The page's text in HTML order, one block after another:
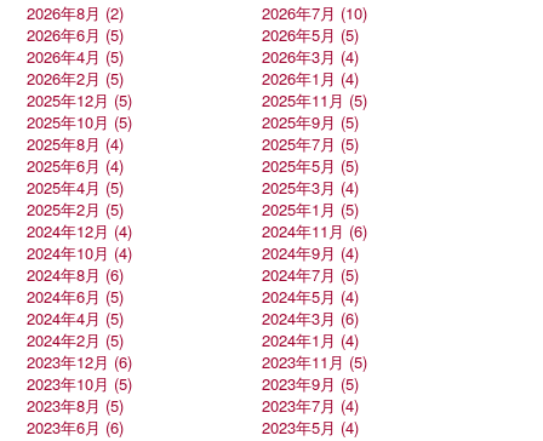
2026年8月 (2)
2026年7月 (10)
2026年6月 (5)
2026年5月 (5)
2026年4月 (5)
2026年3月 (4)
2026年2月 (5)
2026年1月 (4)
2025年12月 (5)
2025年11月 (5)
2025年10月 (5)
2025年9月 (5)
2025年8月 (4)
2025年7月 (5)
2025年6月 (4)
2025年5月 (5)
2025年4月 (5)
2025年3月 (4)
2025年2月 (5)
2025年1月 (5)
2024年12月 (4)
2024年11月 (6)
2024年10月 (4)
2024年9月 (4)
2024年8月 (6)
2024年7月 (5)
2024年6月 (5)
2024年5月 (4)
2024年4月 (5)
2024年3月 (6)
2024年2月 (5)
2024年1月 (4)
2023年12月 (6)
2023年11月 (5)
2023年10月 (5)
2023年9月 (5)
2023年8月 (5)
2023年7月 (4)
2023年6月 (6)
2023年5月 (4)